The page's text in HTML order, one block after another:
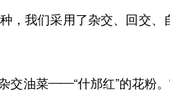
我们采用了杂交、回交、
油菜——“什邡红”的花粉。